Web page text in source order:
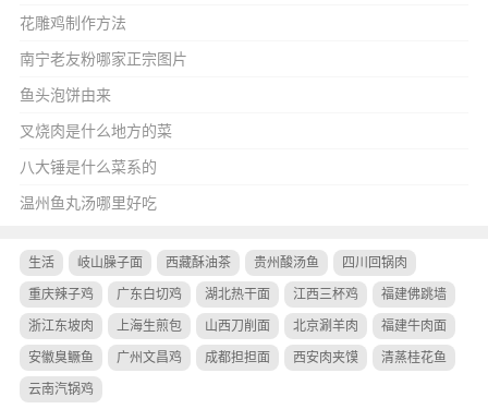
花雕鸡制作方法
南宁老友粉哪家正宗图片
鱼头泡饼由来
叉烧肉是什么地方的菜
八大锤是什么菜系的
温州鱼丸汤哪里好吃
生活 岐山臊子面 西藏酥油茶 贵州酸汤鱼 四川回锅肉
重庆辣子鸡 广东白切鸡 湖北热干面 江西三杯鸡 福建佛跳墙
浙江东坡肉 上海生煎包 山西刀削面 北京涮羊肉 福建牛肉面
安徽臭鳜鱼 广州文昌鸡 成都担担面 西安肉夹馍 清蒸桂花鱼
云南汽锅鸡